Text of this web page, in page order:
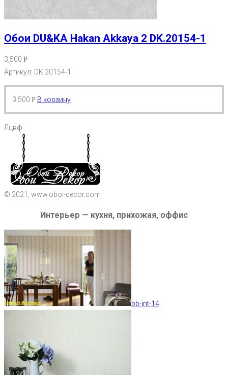
Обои DU&KA Hakan Akkaya 2 DK.20154-1
3,500 Р
Артикул: DK.20154-1
3,500 Р В корзину
Лцвф
© 2021, www.oboi-decor.com
Интерьер — кухня, прихожая, оффис
bb-int-14